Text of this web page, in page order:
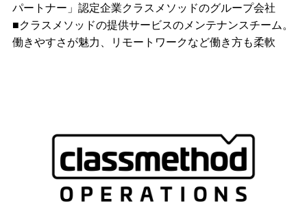
パートナー」認定企業クラスメソッドのグループ会社
■クラスメソッドの提供サービスのメンテナンスチーム。
働きやすさが魅力、リモートワークなど働き方も柔軟